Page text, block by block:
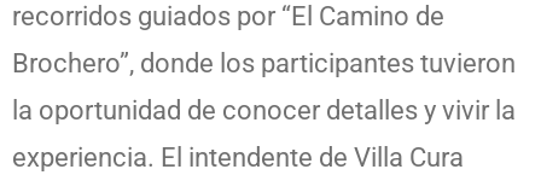
recorridos guiados por “El Camino de
Brochero”, donde los participantes tuvieron
la oportunidad de conocer detalles y vivir la
experiencia. El intendente de Villa Cura